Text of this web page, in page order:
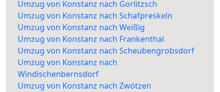
Umzug von Konstanz nach Gorlitzsch
Umzug von Konstanz nach Schafpreskeln
Umzug von Konstanz nach Weißig
Umzug von Konstanz nach Frankenthal
Umzug von Konstanz nach Scheubengrobsdorf
Umzug von Konstanz nach
Windischenbernsdorf
Umzug von Konstanz nach Zwötzen